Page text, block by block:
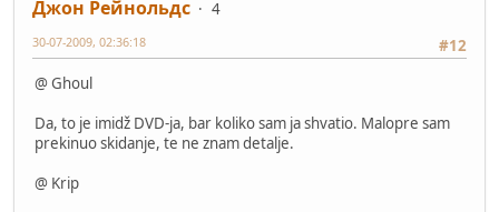
Джон Рейнольдс
4
#12
30-07-2009, 02:36:18
@ Ghoul
Da, to je imidž DVD-ja, bar koliko sam ja shvatio. Malopre sam
prekinuo skidanje, te ne znam detalje.
@ Krip